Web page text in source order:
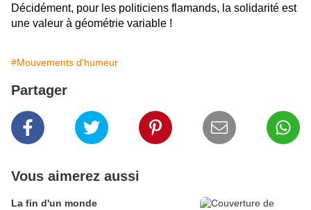
Décidément, pour les politiciens flamands, la solidarité est
une valeur à géométrie variable !
#Mouvements d'humeur
Partager
Vous aimerez aussi
La fin d'un monde